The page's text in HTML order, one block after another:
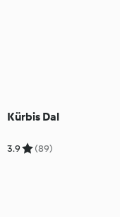
Kürbis Dal
3.9 (89)